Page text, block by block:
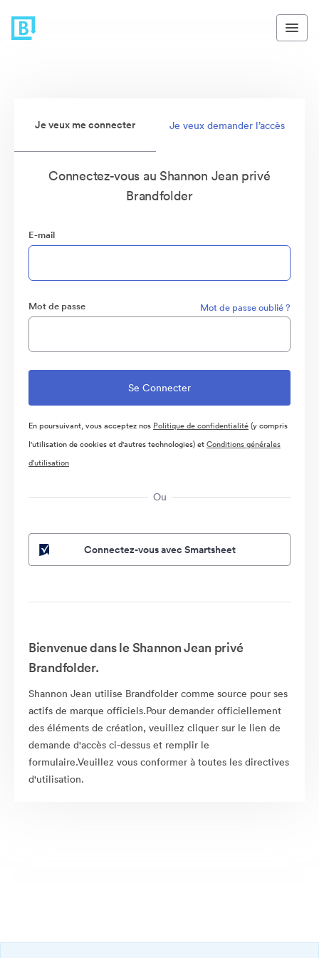
Je veux me connecter Je veux demander l’accès
Connectez-vous au Shannon Jean privé
Brandfolder
E-mail
Mot de passe Mot de passe oublié ?
En poursuivant, vous acceptez nos Politique de confidentialité(y compris
l'utilisation de cookies et d'autres technologies) etConditions générales
d’utilisation
Ou
Connectez-vous avec Smartsheet
Bienvenue dans le Shannon Jean privé
Brandfolder.
Shannon Jean utilise Brandfolder comme source pour ses
actifs de marque officiels.Pour demander officiellement
des éléments de création, veuillez cliquer sur le lien de
demande d'accès ci-dessus et remplir le
formulaire.Veuillez vous conformer à toutes les directives
d'utilisation.